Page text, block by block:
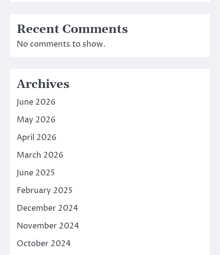
Recent Comments
No comments to show.
Archives
June 2026
May 2026
April 2026
March 2026
June 2025
February 2025
December 2024
November 2024
October 2024